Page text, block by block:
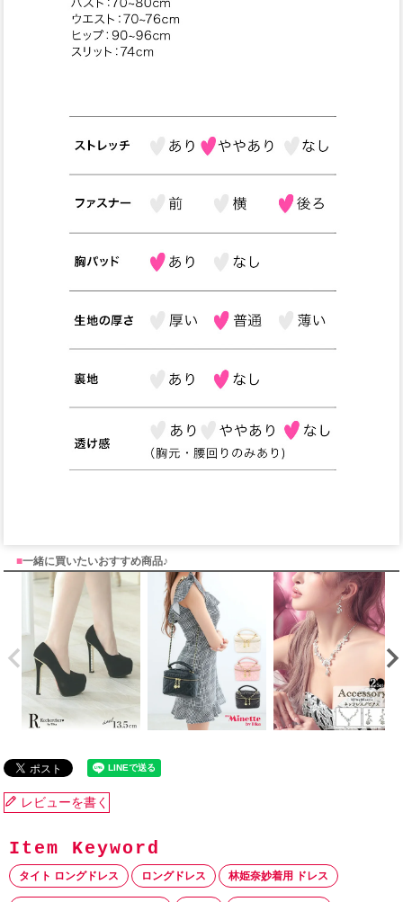
■一緒に買いたいおすすめ商品♪
レビューを書く
タイト ロングドレス ロングドレス 林姫奈妙着用 ドレス